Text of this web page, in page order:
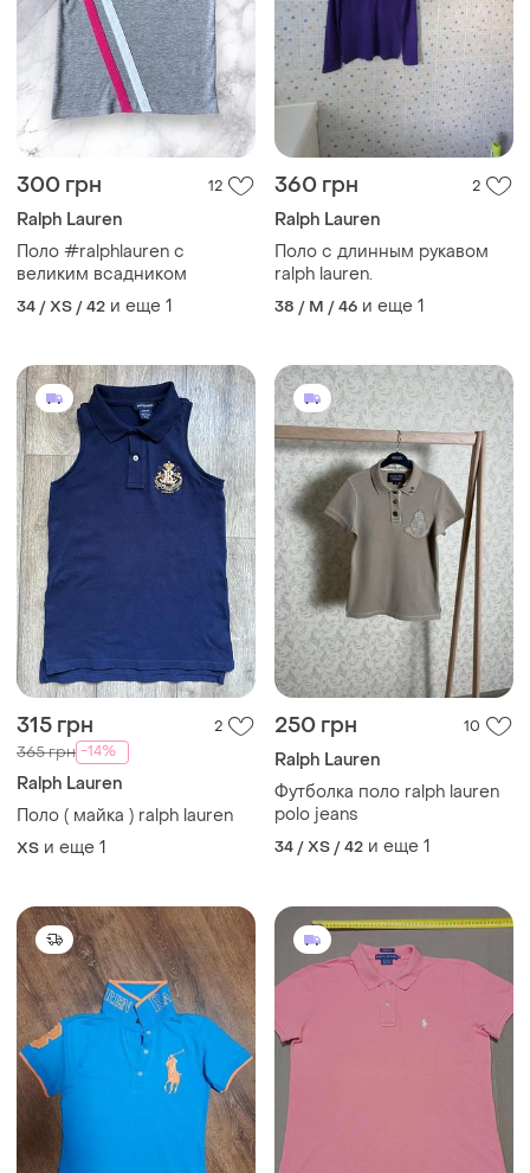
300 грн 12
Ralph Lauren
Поло #ralphlauren с
великим всадником
34 / XS / 42 и еще 1
360 грн 2
Ralph Lauren
Поло с длинным рукавом
ralph lauren.
38 / M / 46 и еще 1
315 грн 2
365 грн -14%
Ralph Lauren
Поло ( майка ) ralph lauren
ХS и еще 1
250 грн 10
Ralph Lauren
Футболка поло ralph lauren
polo jeans
34 / XS / 42 и еще 1